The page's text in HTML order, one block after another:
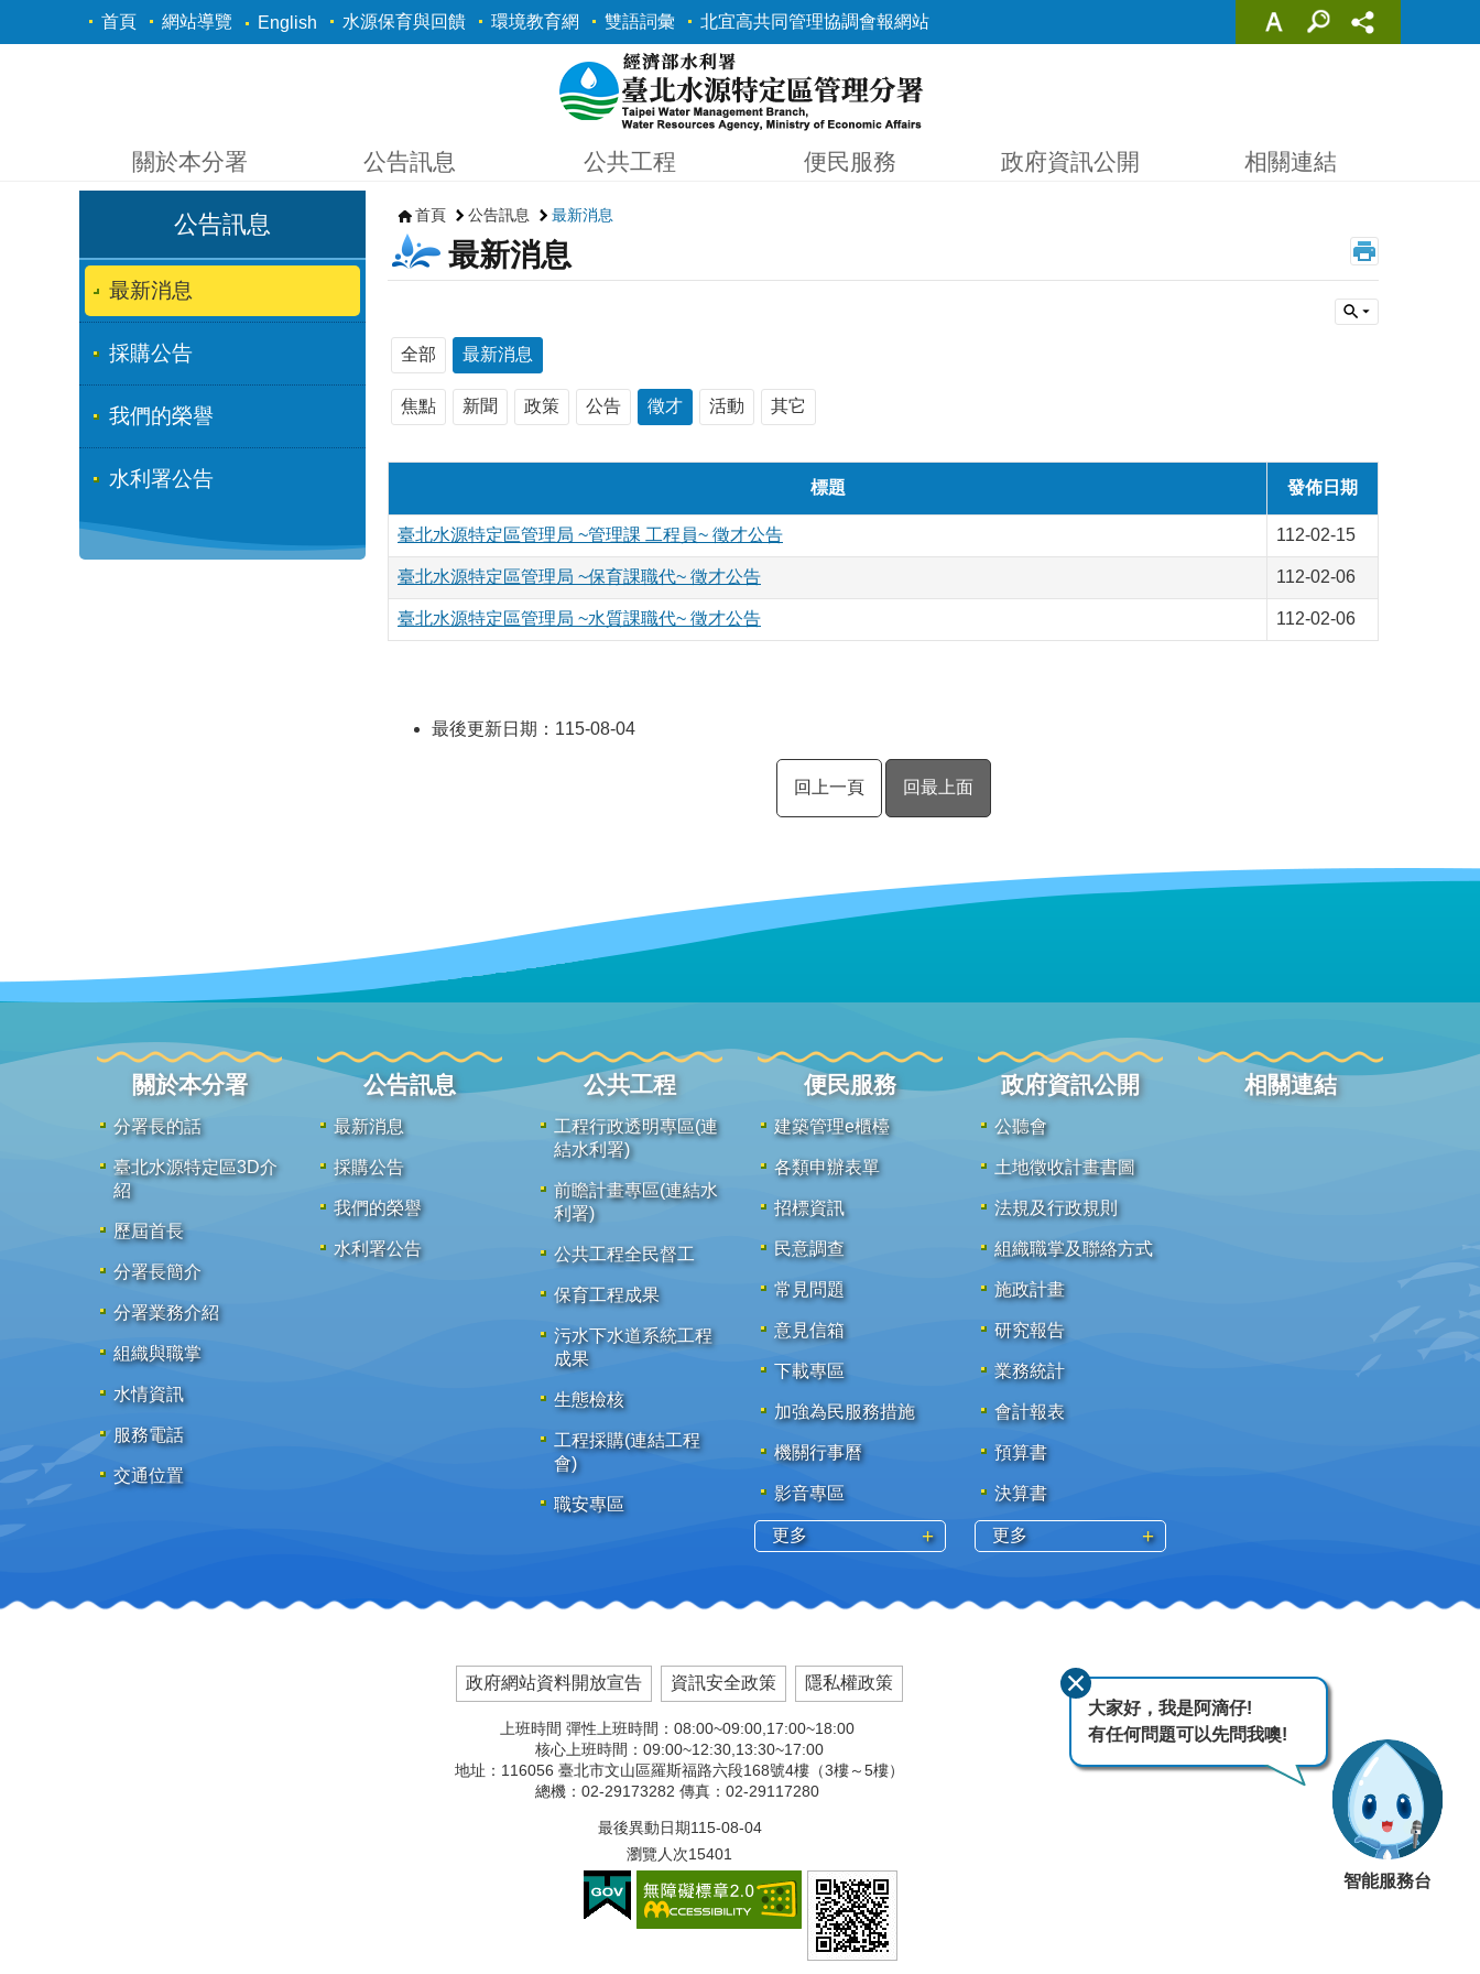
跳到主要內容區塊
首頁 網站導覽 English 水源保育與回饋 環境教育網 雙語詞彙 北宜高共同管理協調會報網站
關於本分署 公告訊息 公共工程 便民服務 政府資訊公開 相關連結
公告訊息
最新消息
採購公告
我們的榮譽
水利署公告
首頁 公告訊息 最新消息
最新消息
全部 最新消息
焦點 新聞 政策 公告 徵才 活動 其它
標題 發佈日期
臺北水源特定區管理局 ~管理課 工程員~ 徵才公告 112-02-15
臺北水源特定區管理局 ~保育課職代~ 徵才公告 112-02-06
臺北水源特定區管理局 ~水質課職代~ 徵才公告 112-02-06
最後更新日期：115-08-04
回上一頁 回最上面
關於本分署
分署長的話
臺北水源特定區3D介
紹
歷屆首長
分署長簡介
分署業務介紹
組織與職掌
水情資訊
服務電話
交通位置
公告訊息
最新消息
採購公告
我們的榮譽
水利署公告
公共工程
工程行政透明專區(連
結水利署)
前瞻計畫專區(連結水
利署)
公共工程全民督工
保育工程成果
污水下水道系統工程
成果
生態檢核
工程採購(連結工程
會)
職安專區
便民服務
建築管理e櫃檯
各類申辦表單
招標資訊
民意調查
常見問題
意見信箱
下載專區
加強為民服務措施
機關行事曆
影音專區
更多
政府資訊公開
公聽會
土地徵收計畫書圖
法規及行政規則
組織職掌及聯絡方式
施政計畫
研究報告
業務統計
會計報表
預算書
決算書
更多
相關連結
政府網站資料開放宣告 資訊安全政策 隱私權政策
上班時間 彈性上班時間：08:00~09:00,17:00~18:00
核心上班時間：09:00~12:30,13:30~17:00
地址：116056 臺北市文山區羅斯福路六段168號4樓（3樓～5樓）
總機：02-29173282 傳真：02-29117280
最後異動日期115-08-04
瀏覽人次15401
大家好，我是阿滴仔!
有任何問題可以先問我噢!
智能服務台